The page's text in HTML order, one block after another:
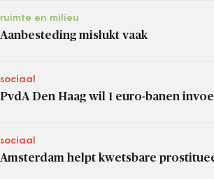
ruimte en milieu
Aanbesteding mislukt vaak
sociaal
PvdA Den Haag wil 1 euro-banen
sociaal
Amsterdam helpt kwetsbare